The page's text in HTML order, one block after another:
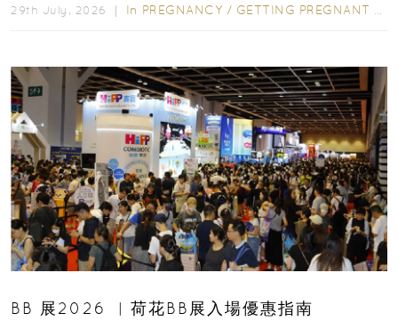
29th July, 2026 ｜ In PREGNANCY / GETTING PREGNANT
BB 展2026 ︳荷花BB展入場優惠指南